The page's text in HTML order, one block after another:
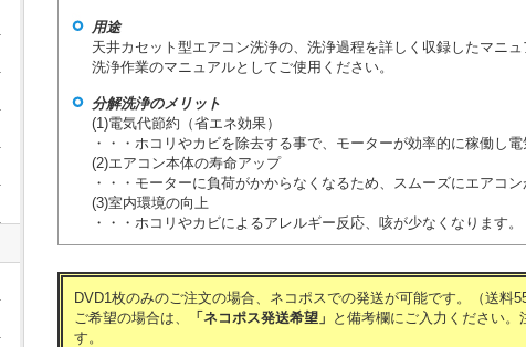
用途
天井カセット型エアコン洗浄の、洗浄過程を詳しく収録したマニ
洗浄作業のマニュアルとしてご使用ください。
分解洗浄のメリット
(1)電気代節約（省エネ効果）
・・・ホコリやカビを除去する事で、モーターが効率的に稼働し
(2)エアコン本体の寿命アップ
・・・モーターに負荷がかからなくなるため、スムーズにエアコ
(3)室内環境の向上
・・・ホコリやカビによるアレルギー反応、咳が少なくなります。
DVD1枚のみのご注文の場合、ネコポスでの発送が可能です。（送料
ご希望の場合は、
「ネコポス発送希望」 と備考欄にご入力ください
す。